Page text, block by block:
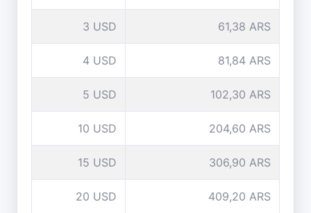
3 USD 61,38 ARS
4 USD 81,84 ARS
5 USD 102,30 ARS
10 USD 204,60 ARS
15 USD 306,90 ARS
20 USD 409,20 ARS